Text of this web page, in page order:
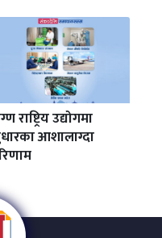
राष्ट्रिय उद्योगमा
आशालाग्दा